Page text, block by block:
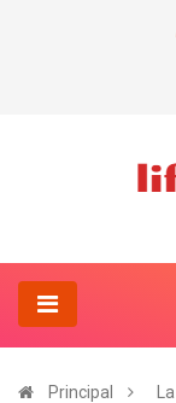
Principal